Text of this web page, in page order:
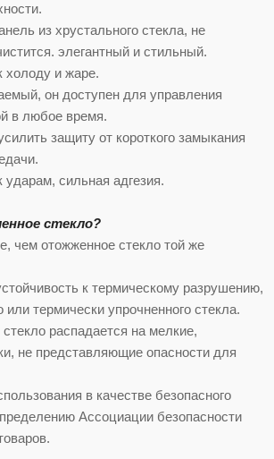
из хрустального стекла, не
элегантный и стильный.
холоду и жаре.
он доступен для управления
в любое время.
защиту от короткого замыкания
ударам, сильная адгезия.
стекло?
чем отожженное стекло той же
к термическому разрушению,
или термически упрочненного стекла.
распадается на мелкие,
не представляющие опасности для
в качестве безопасного
Ассоциации безопасности